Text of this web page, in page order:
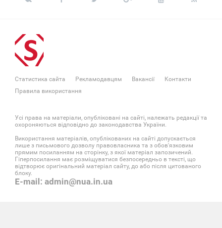
Статистика сайта Рекламодавцям Вакансії
Контакти
Правила використання
Усі права на матеріали, опубліковані на сайті, належать редакції та
охороняються відповідно до законодавства України.
Використання матеріалів, опублікованих на сайті допускається
лише з письмового дозволу правовласника та з обов'язковим
прямим посиланням на сторінку, з якої матеріал запозичений.
Гіперпосилання має розміщуватися безпосередньо в тексті, що
відтворює оригінальний матеріал сайту, до або після цитованого
блоку.
E-mail: admin@nua.in.ua